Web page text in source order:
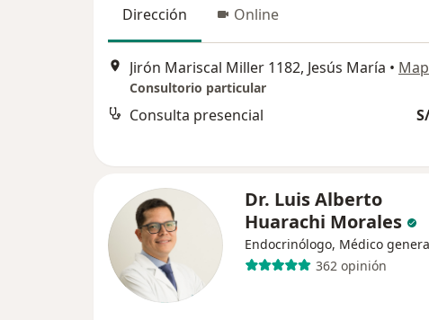
Dirección Online
Jirón Mariscal Miller 1182, Jesús María •
Consultorio particular
Consulta presencial
Dr. Luis Alberto
Huarachi Morales
Endocrinólogo, Médico
362 opinión